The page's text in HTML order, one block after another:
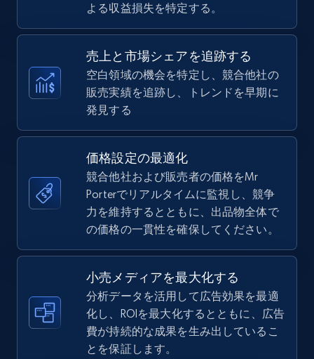
using sku numbers
URL, Final price, Sku, Currency, Gtin,
Specifications, Image urls, Top reviews, and
more.
5.6K+ 874+ 今すぐ始める
TikTok Shop
URL, Title, Available, Description, Currency, Initial
price, Final price, Discount percent, and more.
TikTok Shop - category
URL, Title, Available, Description, Currency, Initial
price, Final price, Discount percent, and more.
よる収益損失を特定する。
売上と市場シェアを追跡する
空白領域の機会を特定し、競合他社の
販売実績を追跡し、トレンドを早期に
発見する
価格設定の最適化
競合他社および販売者の価格をMr
Porterでリアルタイムに監視し、競争
力を維持するとともに、出品物全体で
の価格の一貫性を確保してください。
小売メディアを最大化する
分析データを活用して広告効果を最適
化し、ROIを最大化するとともに、広告
費が持続的な成果を生み出しているこ
とを保証します。